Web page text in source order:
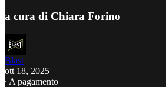
a cura di Chiara Forino
Blast
ott 18, 2025
∙ A pagamento